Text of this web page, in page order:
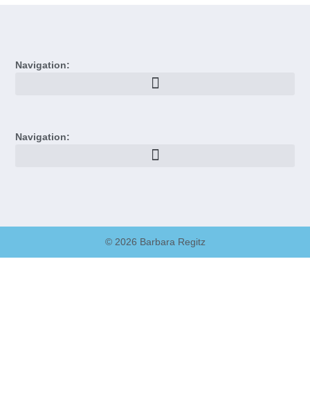
Navigation:
Navigation:
© 2026 Barbara Regitz